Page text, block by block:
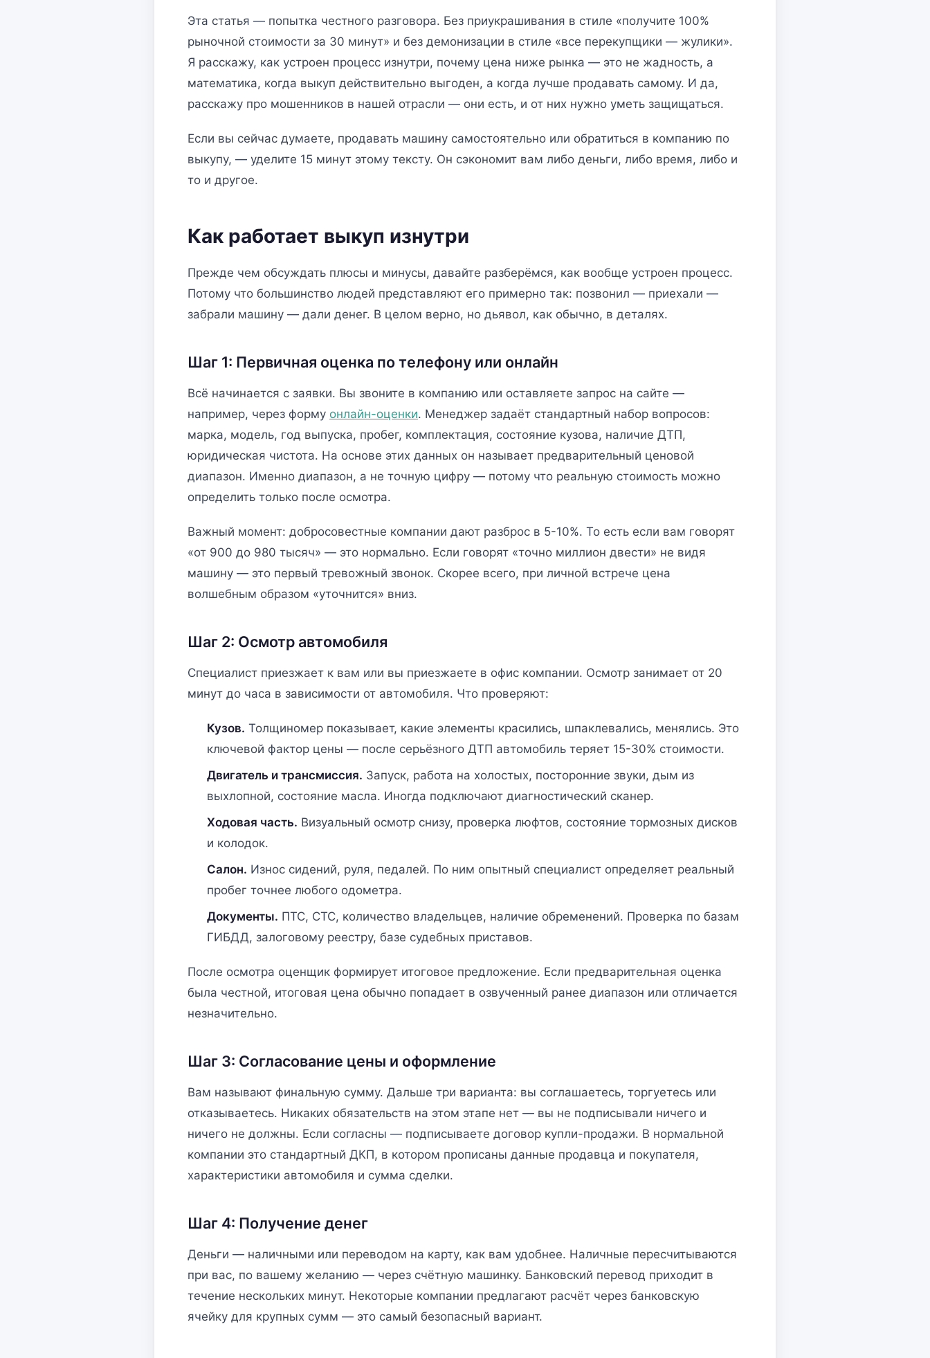
Эта статья — попытка честного разговора. Без приукрашивания в стиле «получите 100%
рыночной стоимости за 30 минут» и без демонизации в стиле «все перекупщики — жулики».
Я расскажу, как устроен процесс изнутри, почему цена ниже рынка — это не жадность, а
математика, когда выкуп действительно выгоден, а когда лучше продавать самому. И да,
расскажу про мошенников в нашей отрасли — они есть, и от них нужно уметь защищаться.
Если вы сейчас думаете, продавать машину самостоятельно или обратиться в компанию по
выкупу, — уделите 15 минут этому тексту. Он сэкономит вам либо деньги, либо время, либо и
то и другое.
Как работает выкуп изнутри
Прежде чем обсуждать плюсы и минусы, давайте разберёмся, как вообще устроен процесс.
Потому что большинство людей представляют его примерно так: позвонил — приехали —
забрали машину — дали денег. В целом верно, но дьявол, как обычно, в деталях.
Шаг 1: Первичная оценка по телефону или онлайн
Всё начинается с заявки. Вы звоните в компанию или оставляете запрос на сайте —
например, через форму онлайн-оценки. Менеджер задаёт стандартный набор вопросов:
марка, модель, год выпуска, пробег, комплектация, состояние кузова, наличие ДТП,
юридическая чистота. На основе этих данных он называет предварительный ценовой
диапазон. Именно диапазон, а не точную цифру — потому что реальную стоимость можно
определить только после осмотра.
Важный момент: добросовестные компании дают разброс в 5-10%. То есть если вам говорят
«от 900 до 980 тысяч» — это нормально. Если говорят «точно миллион двести» не видя
машину — это первый тревожный звонок. Скорее всего, при личной встрече цена
волшебным образом «уточнится» вниз.
Шаг 2: Осмотр автомобиля
Специалист приезжает к вам или вы приезжаете в офис компании. Осмотр занимает от 20
минут до часа в зависимости от автомобиля. Что проверяют:
Кузов. Толщиномер показывает, какие элементы красились, шпаклевались, менялись. Это
ключевой фактор цены — после серьёзного ДТП автомобиль теряет 15-30% стоимости.
Двигатель и трансмиссия. Запуск, работа на холостых, посторонние звуки, дым из
выхлопной, состояние масла. Иногда подключают диагностический сканер.
Ходовая часть. Визуальный осмотр снизу, проверка люфтов, состояние тормозных дисков
и колодок.
Салон. Износ сидений, руля, педалей. По ним опытный специалист определяет реальный
пробег точнее любого одометра.
Документы. ПТС, СТС, количество владельцев, наличие обременений. Проверка по базам
ГИБДД, залоговому реестру, базе судебных приставов.
После осмотра оценщик формирует итоговое предложение. Если предварительная оценка
была честной, итоговая цена обычно попадает в озвученный ранее диапазон или отличается
незначительно.
Шаг 3: Согласование цены и оформление
Вам называют финальную сумму. Дальше три варианта: вы соглашаетесь, торгуетесь или
отказываетесь. Никаких обязательств на этом этапе нет — вы не подписывали ничего и
ничего не должны. Если согласны — подписываете договор купли-продажи. В нормальной
компании это стандартный ДКП, в котором прописаны данные продавца и покупателя,
характеристики автомобиля и сумма сделки.
Шаг 4: Получение денег
Деньги — наличными или переводом на карту, как вам удобнее. Наличные пересчитываются
при вас, по вашему желанию — через счётную машинку. Банковский перевод приходит в
течение нескольких минут. Некоторые компании предлагают расчёт через банковскую
ячейку для крупных сумм — это самый безопасный вариант.